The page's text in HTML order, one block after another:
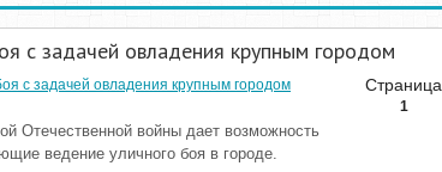
с задачей овладения крупным городом
Страница
1
с задачей овладения крупным городом
Отечественной войны дает возможность
ведение уличного боя в городе.